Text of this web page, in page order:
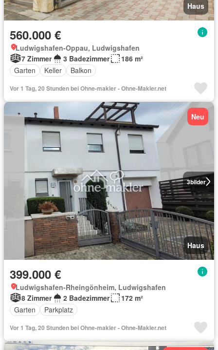
Haus
560.000 €
Ludwigshafen-Oppau, Ludwigshafen
7 Zimmer
3 Badezimmer
186 m²
Garten
Keller Balkon
Vor 1 Tag, 20 Stunden bei Ohne-makler - Ohne-Makler.net
3bilder
Neu
Haus
399.000 €
Ludwigshafen-Rheingönheim, Ludwigshafen
8 Zimmer
2 Badezimmer
172 m²
Garten
Parkplatz
Vor 1 Tag, 20 Stunden bei Ohne-makler - Ohne-Makler.net